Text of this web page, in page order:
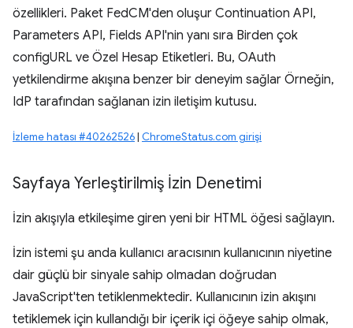
özellikleri. Paket FedCM'den oluşur Continuation API,
Parameters API, Fields API'nin yanı sıra Birden çok
configURL ve Özel Hesap Etiketleri. Bu, OAuth
yetkilendirme akışına benzer bir deneyim sağlar Örneğin,
IdP tarafından sağlanan izin iletişim kutusu.
İzleme hatası #40262526| ChromeStatus.com girişi
Sayfaya Yerleştirilmiş İzin Denetimi
İzin akışıyla etkileşime giren yeni bir HTML öğesi sağlayın.
İzin istemi şu anda kullanıcı aracısının kullanıcının niyetine
dair güçlü bir sinyale sahip olmadan doğrudan
JavaScript'ten tetiklenmektedir. Kullanıcının izin akışını
tetiklemek için kullandığı bir içerik içi öğeye sahip olmak,